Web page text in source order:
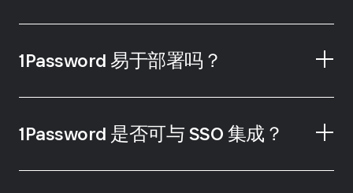
1Password 易于部署吗？
1Password 是否可与 SSO 集成？